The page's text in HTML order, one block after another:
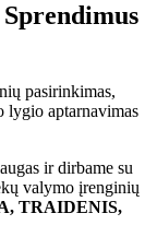
pasirinkimas,
lygio aptarnavimas
ir dirbame su
valymo įrenginių
TRAIDENIS,